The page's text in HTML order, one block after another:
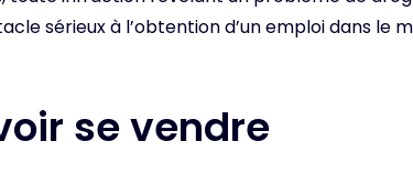
sérieux à l’obtention d’un emploi dans le
se vendre